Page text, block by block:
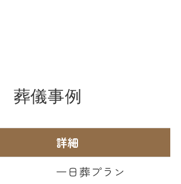
葬儀事例
詳細
一日葬プラン